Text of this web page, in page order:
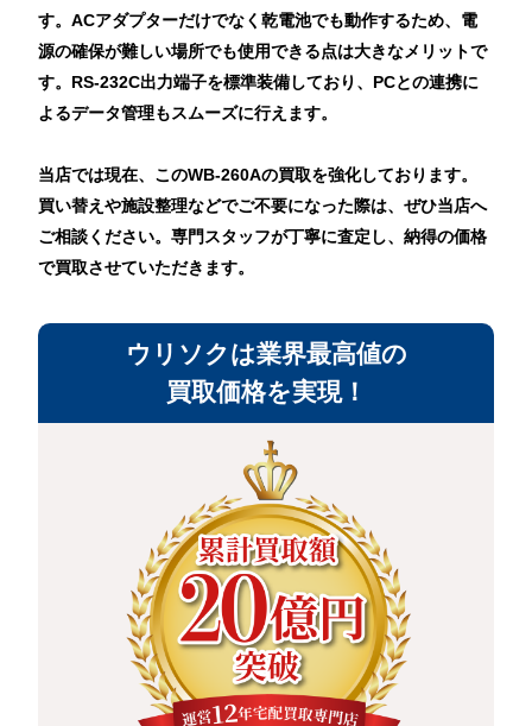
す。ACアダプターだけでなく乾電池でも動作するため、電
源の確保が難しい場所でも使用できる点は大きなメリットで
す。RS-232C出力端子を標準装備しており、PCとの連携に
よるデータ管理もスムーズに行えます。
当店では現在、このWB-260Aの買取を強化しております。
買い替えや施設整理などでご不要になった際は、ぜひ当店へ
ご相談ください。専門スタッフが丁寧に査定し、納得の価格
で買取させていただきます。
ウリソクは業界最高値の
買取価格を実現！